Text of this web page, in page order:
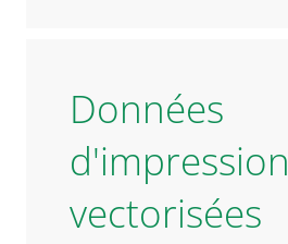
Données
d'impression
vectorisées